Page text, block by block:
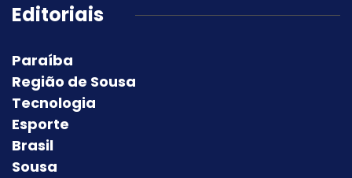
Editoriais
Paraíba
Região de Sousa
Tecnologia
Esporte
Brasil
Sousa